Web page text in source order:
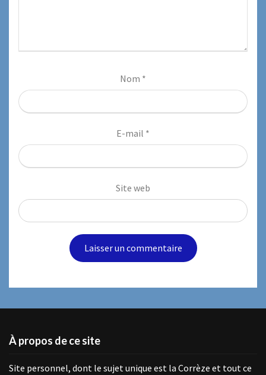
Nom *
E-mail *
Site web
À propos de ce site
Site personnel, dont le sujet unique est la Corrèze et tout ce